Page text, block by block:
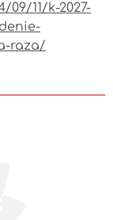
11/k-2027-
raza/